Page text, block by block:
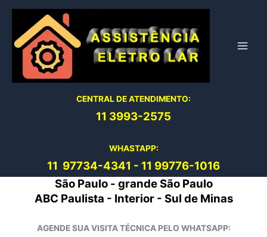
conteúdo
CENTRAL DE ATENDIMENTO:
11 3993-2575
WHASTAPP:
11 97734-4341 - 11 99776-1016
São Paulo - grande São Paulo
ABC Paulista - Interior - Sul de Minas
AGENDE SUA VISITA TÉCNICA PELO WHATSAPP: